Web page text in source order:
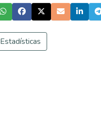
Estadísticas